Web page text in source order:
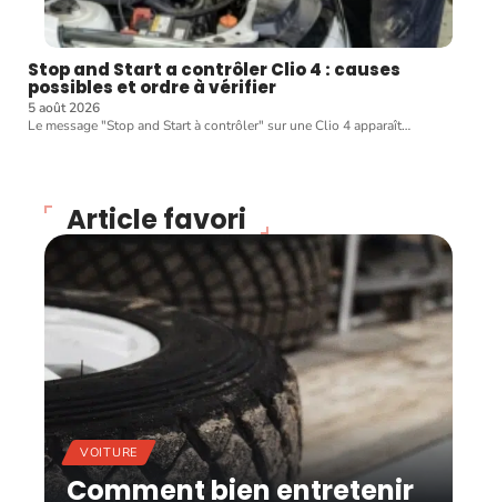
Stop and Start a contrôler Clio 4 : causes
possibles et ordre à vérifier
5 août 2026
Le message "Stop and Start à contrôler" sur une Clio 4 apparaît…
Article favori
VOITURE
Comment bien entretenir